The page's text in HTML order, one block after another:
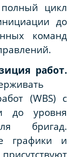
цикл
до
команд
работ.
(WBS) с
до уровня
бригад.
графики и